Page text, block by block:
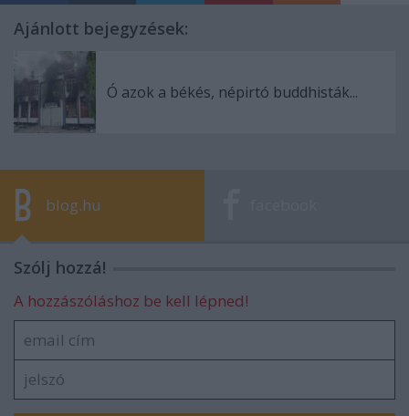
Ajánlott bejegyzések:
Ó azok a békés, népirtó buddhisták...
blog.hu
Szólj hozzá!
A hozzászóláshoz be kell lépned!